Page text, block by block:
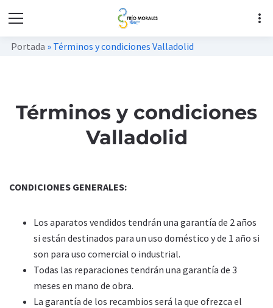
more_vert
Portada » Términos y condiciones Valladolid
Términos y condiciones
Valladolid
CONDICIONES GENERALES:
Los aparatos vendidos tendrán una garantía de 2 años
si están destinados para un uso doméstico y de 1 año si
son para uso comercial o industrial.
Todas las reparaciones tendrán una garantía de 3
meses en mano de obra.
La garantía de los recambios será la que ofrezca el